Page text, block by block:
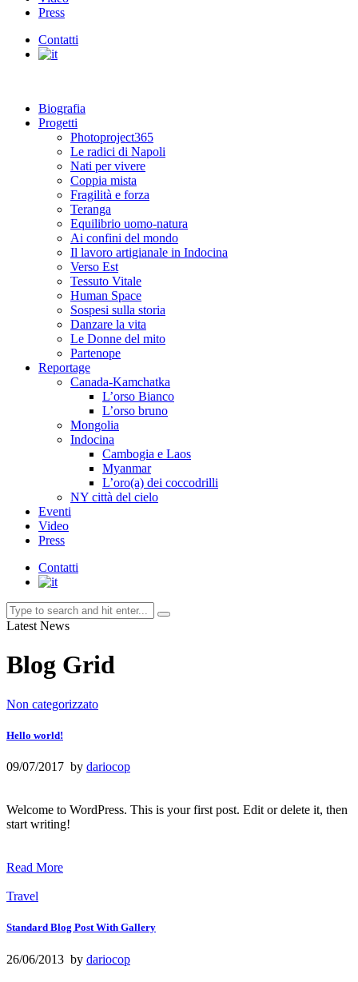
Press
Contatti
Biografia
Progetti
Photoproject365
Le radici di Napoli
Nati per vivere
Coppia mista
Fragilità e forza
Teranga
Equilibrio uomo-natura
Ai confini del mondo
Il lavoro artigianale in Indocina
Verso Est
Tessuto Vitale
Human Space
Sospesi sulla storia
Danzare la vita
Le Donne del mito
Partenope
Reportage
Canada-Kamchatka
L’orso Bianco
L’orso bruno
Mongolia
Indocina
Cambogia e Laos
Myanmar
L’oro(a) dei coccodrilli
NY città del cielo
Eventi
Video
Press
Contatti
Latest News
Blog Grid
Non categorizzato
Hello world!
09/07/2017 by dariocop
Welcome to WordPress. This is your first post. Edit or delete it, then
start writing!
Read More
Travel
Standard Blog Post With Gallery
26/06/2013 by dariocop